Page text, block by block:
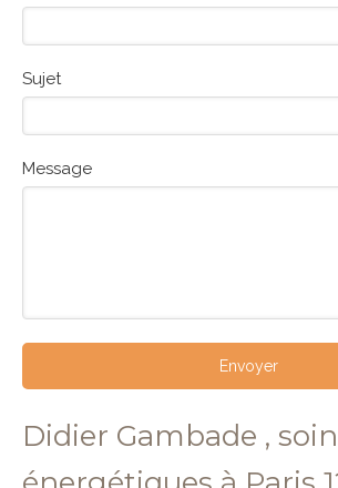
Sujet
Message
Envoyer
Didier Gambade ,